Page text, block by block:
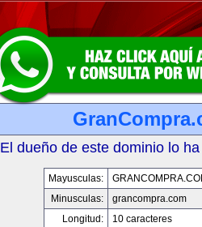
El dueño de este dominio lo
Mayusculas:
Minusculas:
grancompra.com
Longitud:
10 caracteres